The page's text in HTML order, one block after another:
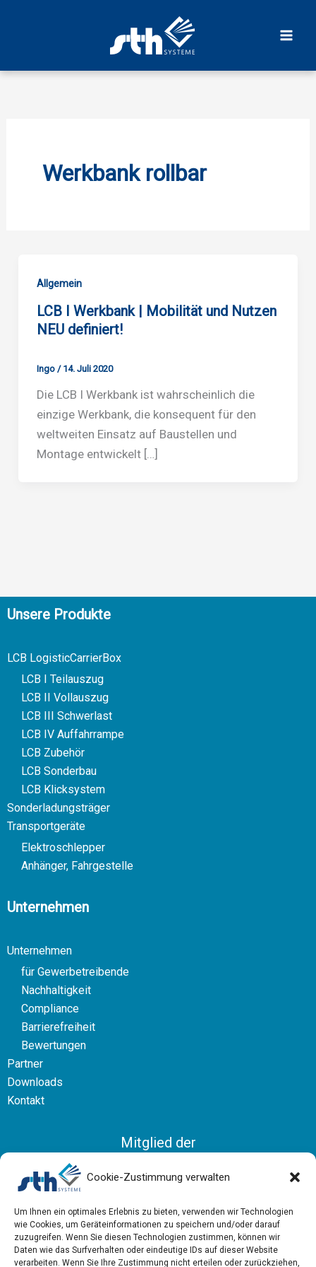
Cookie-Zustimmung verwalten
Um Ihnen ein optimales Erlebnis zu bieten, verwenden wir Technologien
wie Cookies, um Geräteinformationen zu speichern und/oder darauf
zuzugreifen. Wenn Sie diesen Technologien zustimmen, können wir
Daten wie das Surfverhalten oder eindeutige IDs auf dieser Website
verarbeiten. Wenn Sie Ihre Zustimmung nicht erteilen oder zurückziehen,
Werkbank rollbar
Allgemein
LCB I Werkbank | Mobilität und Nutzen
NEU definiert!
Ingo / 14. Juli 2020
Die LCB I Werkbank ist wahrscheinlich die
einzige Werkbank, die konsequent für den
weltweiten Einsatz auf Baustellen und
Montage entwickelt […]
Unsere Produkte
LCB LogisticCarrierBox
LCB I Teilauszug
LCB II Vollauszug
LCB III Schwerlast
LCB IV Auffahrrampe
LCB Zubehör
LCB Sonderbau
LCB Klicksystem
Sonderladungsträger
Transportgeräte
Elektroschlepper
Anhänger, Fahrgestelle
Unternehmen
Unternehmen
für Gewerbetreibende
Nachhaltigkeit
Compliance
Barrierefreiheit
Bewertungen
Partner
Downloads
Kontakt
Mitglied der
Bundesvereinigung Logistik